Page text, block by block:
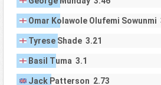
Omar Kolawole Olufemi Sowunmi
Tyrese Shade 3.21
Basil Tuma 3.1
Jack Patterson 2.73